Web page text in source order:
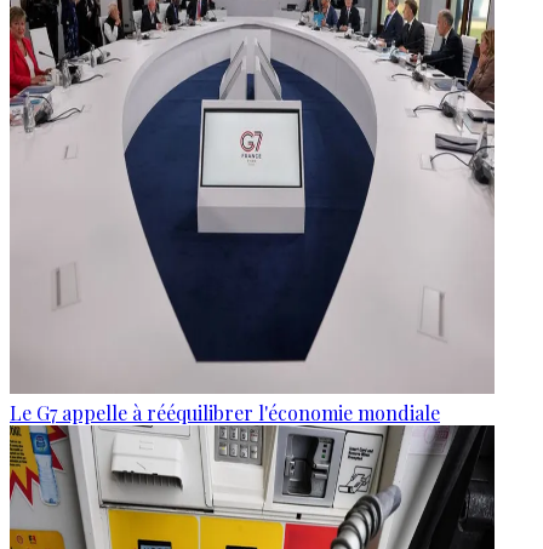
Le G7 appelle à rééquilibrer l'économie mondiale